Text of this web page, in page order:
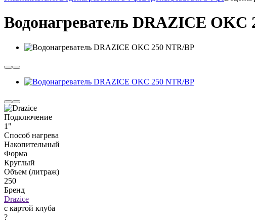
Водонагреватель DRAZICE OKC
Подключение
1"
Способ нагрева
Накопительный
Форма
Круглый
Объем (литраж)
250
Бренд
Drazice
с картой клуба
?